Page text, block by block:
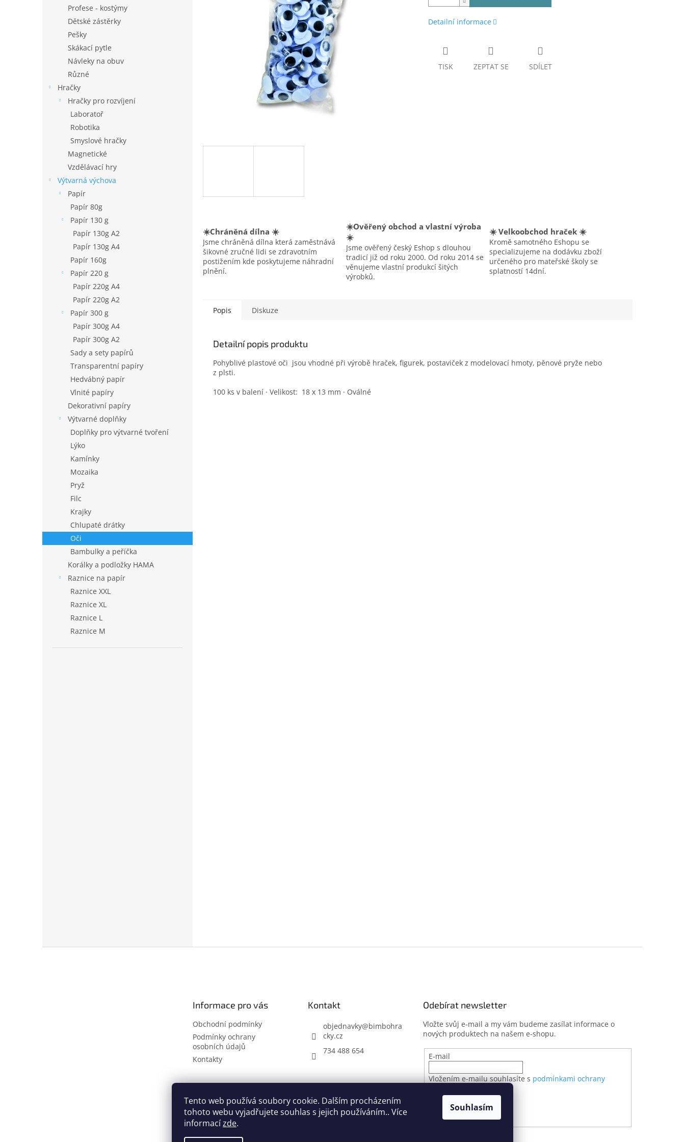
Tento web používá soubory cookie. Dalším procházením
tohoto webu vyjadřujete souhlas s jejich používáním.. Více
informacízde.
Souhlasím
Profese - kostýmy
Dětské zástěrky
Pešky
Skákací pytle
Návleky na obuv
Různé
Hračky
Hračky pro rozvíjení
Laboratoř
Robotika
Smyslové hračky
Magnetické
Vzdělávací hry
Výtvarná výchova
Papír
Papír 80g
Papír 130 g
Papír 130g A2
Papír 130g A4
Papír 160g
Papír 220 g
Papír 220g A4
Papír 220g A2
Papír 300 g
Papír 300g A4
Papír 300g A2
Sady a sety papírů
Transparentní papíry
Hedvábný papír
Vlnité papíry
Dekorativní papíry
Výtvarné doplňky
Doplňky pro výtvarné tvoření
Lýko
Kamínky
Mozaika
Pryž
Filc
Krajky
Chlupaté drátky
Oči
Bambulky a peříčka
Korálky a podložky HAMA
Raznice na papír
Raznice XXL
Raznice XL
Raznice L
Raznice M
Detailní informace
TISK ZEPTAT SE SDÍLET
☀️Chráněná dílna ☀️
Jsme chráněná dílna která zaměstnává
šikovné zručné lidi se zdravotním
postižením kde poskytujeme náhradní
plnění.
☀️Ověřený obchod a vlastní výroba
☀️
Jsme ověřený český Eshop s dlouhou
tradicí již od roku 2000. Od roku 2014 se
věnujeme vlastní produkcí šitých
výrobků.
☀️ Velkoobchod hraček ☀️
Kromě samotného Eshopu se
specializujeme na dodávku zboží
určeného pro mateřské školy se
splatností 14dní.
Popis Diskuze
Detailní popis produktu
Pohyblivé plastové oči jsou vhodné při výrobě hraček, figurek, postaviček z modelovací hmoty, pěnové pryže nebo
z plsti.
100 ks v balení · Velikost: 18 x 13 mm · Oválné
Informace pro vás
Obchodní podmínky
Podmínky ochrany
osobních údajů
Kontakty
Kontakt
objednavky@bimbohra
cky.cz
734 488 654
Odebírat newsletter
Vložte svůj e-mail a my vám budeme zasílat informace o
nových produktech na našem e-shopu.
E-mail
Vložením e-mailu souhlasíte s podmínkami ochrany
PŘIHLÁSIT SE